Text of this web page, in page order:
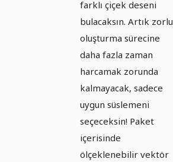
farklı çiçek deseni
bulacaksın. Artık zorlu
oluşturma sürecine
daha fazla zaman
harcamak zorunda
kalmayacak, sadece
uygun süslemeni
seçeceksin! Paket
içerisinde
ölçeklenebilir vektör